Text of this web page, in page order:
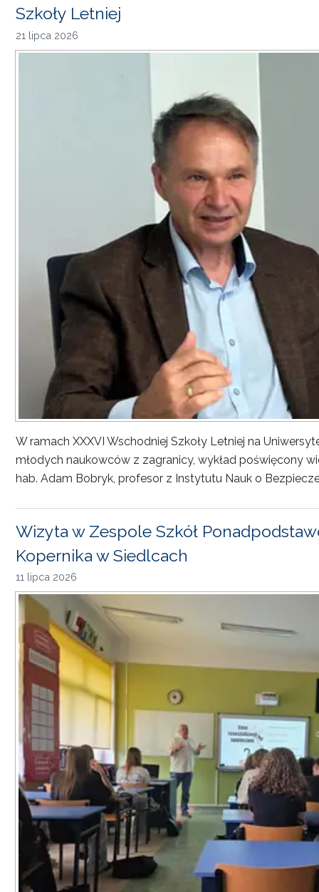
Szkoły Letniej
21 lipca 2026
W ramach XXXVI Wschodniej Szkoły Letniej na
młodych naukowców z zagranicy, wykład poświęcony
hab. Adam Bobryk, profesor z Instytutu Nauk o
Wizyta w Zespole Szkół
Kopernika w Siedlcach
11 lipca 2026